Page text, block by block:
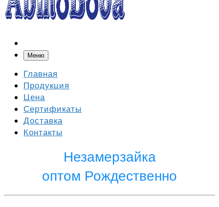
Меню
Главная
Продукция
Цена
Сертификаты
Доставка
Контакты
Незамерзайка
оптом Рождественно